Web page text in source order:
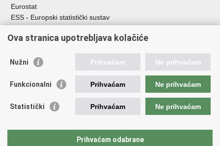
Eurostat
ESS - Europski statistički sustav
Statistički savjet Republike Hrvatske
Statistički sustav Republike Hrvatske
Odbor za sustav službene statistike RH
Ministarstvo zaštite okoliša i zelene tranzicije
Ministarstvo financija
Ministarstvo poljoprivrede, šumarstva i ribarstva
Ova stranica upotrebljava kolačiće
Nužni Prihvaćam Ne prihvaćam
Funkcionalni Prihvaćam Ne prihvaćam
Statistički Prihvaćam Ne prihvaćam
Prihvaćam odabrane